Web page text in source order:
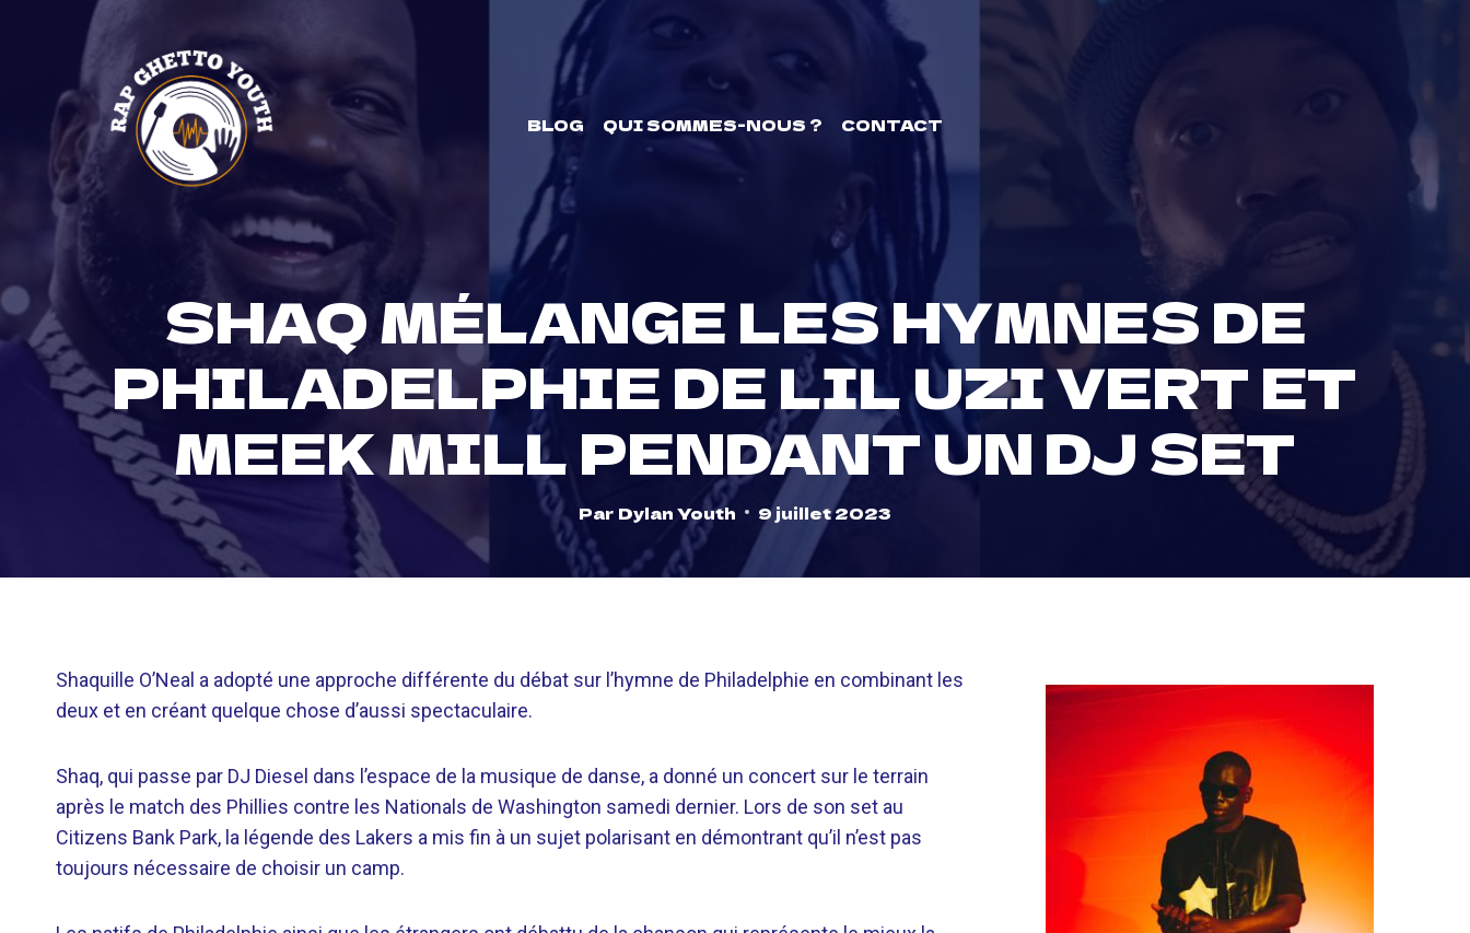
BLOG QUI SOMMES-NOUS ? CONTACT
SHAQ MÉLANGE LES HYMNES DE
PHILADELPHIE DE LIL UZI VERT ET
MEEK MILL PENDANT UN DJ SET
Par Dylan Youth 9 juillet 2023
Shaquille O’Neal a adopté une approche différente du débat sur l’hymne de Philadelphie en combinant les
deux et en créant quelque chose d’aussi spectaculaire.
Shaq, qui passe par DJ Diesel dans l’espace de la musique de danse, a donné un concert sur le terrain
après le match des Phillies contre les Nationals de Washington samedi dernier. Lors de son set au
Citizens Bank Park, la légende des Lakers a mis fin à un sujet polarisant en démontrant qu’il n’est pas
toujours nécessaire de choisir un camp.